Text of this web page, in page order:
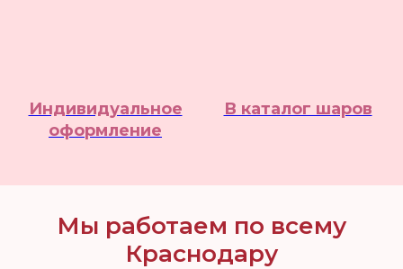
Индивидуальное
оформление
В каталог шаров
Мы работаем по всему
Краснодару